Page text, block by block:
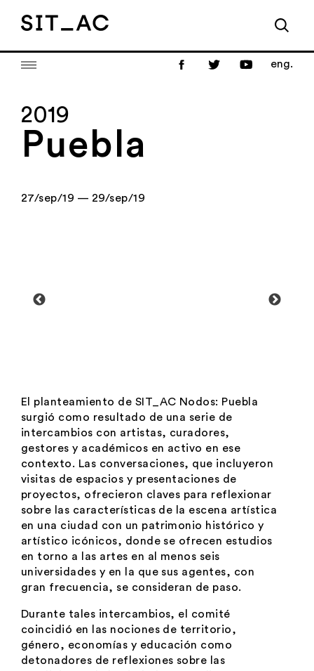
eng.
2019
Puebla
27/sep/19 — 29/sep/19
El planteamiento de SIT_AC Nodos: Puebla
surgió como resultado de una serie de
intercambios con artistas, curadores,
gestores y académicos en activo en ese
contexto. Las conversaciones, que incluyeron
visitas de espacios y presentaciones de
proyectos, ofrecieron claves para reflexionar
sobre las características de la escena artística
en una ciudad con un patrimonio histórico y
artístico icónicos, donde se ofrecen estudios
en torno a las artes en al menos seis
universidades y en la que sus agentes, con
gran frecuencia, se consideran de paso.
Durante tales intercambios, el comité
coincidió en las nociones de territorio,
género, economías y educación como
detonadores de reflexiones sobre las